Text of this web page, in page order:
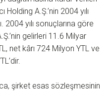
Holding A.Ş.’nin 2004 yılı
2004 yılı sonuçlarına göre
gelirleri 11.6 Milyar
net kârı 724 Milyon YTL ve
şirket esas sözleşmesinin